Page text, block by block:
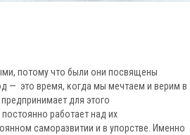
потому что были они посвящены
— это время, когда мы мечтаем и верим в
для этого
работает над их
саморазвитии и в упорстве. Именно